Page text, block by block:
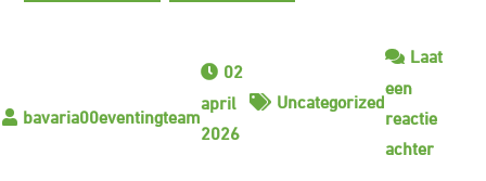
02
april
2026
Uncategorized
Laat
een
reactie
achterop